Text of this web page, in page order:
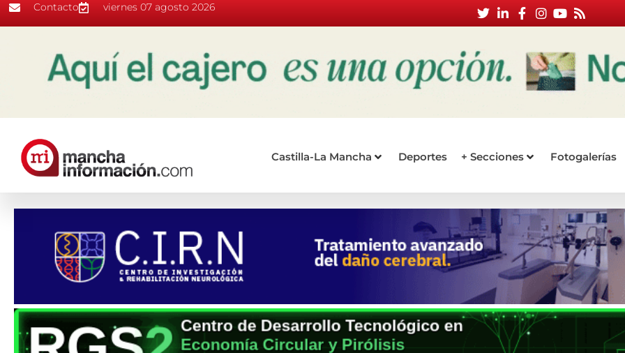
Contacto viernes 07 agosto 2026
Castilla-La Mancha Deportes + Secciones Fotogalerías